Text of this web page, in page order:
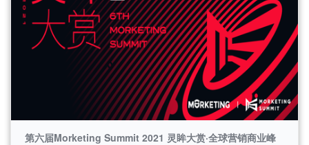
第六届Morketing Summit 2021 灵眸大赏·全球营销商业峰